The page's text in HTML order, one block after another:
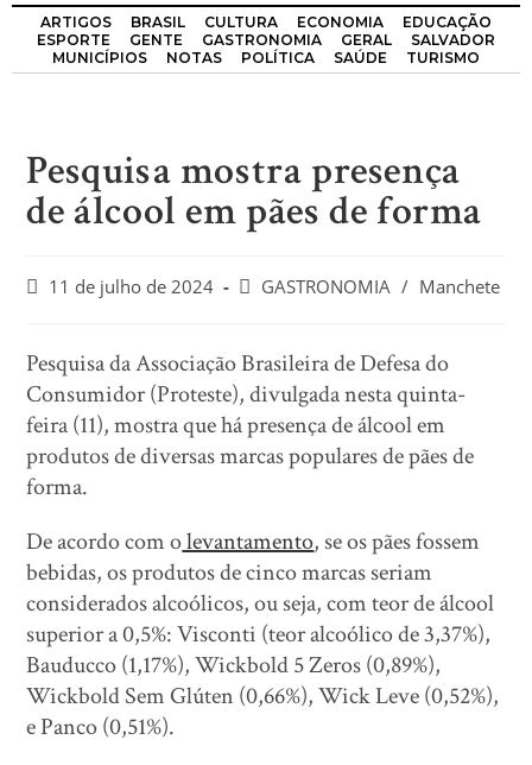
ARTIGOS BRASIL CULTURA ECONOMIA
EDUCAÇÃO
ESPORTE
GENTE GASTRONOMIA GERAL
SALVADOR
MUNICÍPIOS
NOTAS POLÍTICA SAÚDE TURISMO
Pesquisa mostra presença
de álcool em pães de forma
11 de julho de 2024 GASTRONOMIA / Manchete
Pesquisa da Associação Brasileira de Defesa do
Consumidor (Proteste), divulgada nesta quinta-
feira (11), mostra que há presença de álcool em
produtos de diversas marcas populares de pães de
forma.
De acordo com olevantamento, se os pães fossem
bebidas, os produtos de cinco marcas seriam
considerados alcoólicos, ou seja, com teor de álcool
superior a 0,5%: Visconti (teor alcoólico de 3,37%),
Bauducco (1,17%), Wickbold 5 Zeros (0,89%),
Wickbold Sem Glúten (0,66%), Wick Leve (0,52%),
e Panco (0,51%).